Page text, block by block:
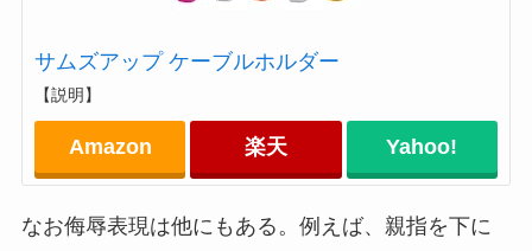
サムズアップ ケーブルホルダー
【説明】
Amazon 楽天 Yahoo!
なお侮辱表現は他にもある。例えば、親指を下に